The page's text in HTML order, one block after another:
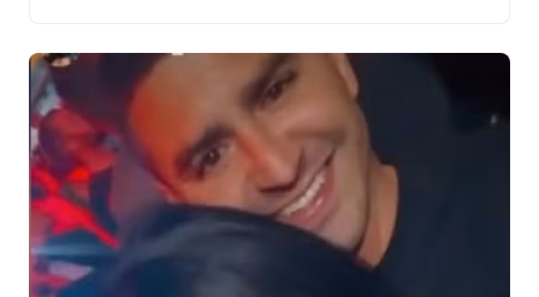
Proteção à Pessoa […]